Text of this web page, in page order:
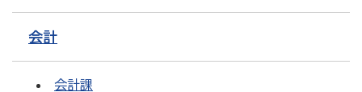
会計
会計課